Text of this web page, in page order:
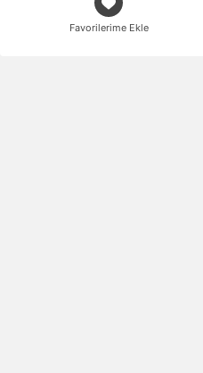
Favorilerime Ekle